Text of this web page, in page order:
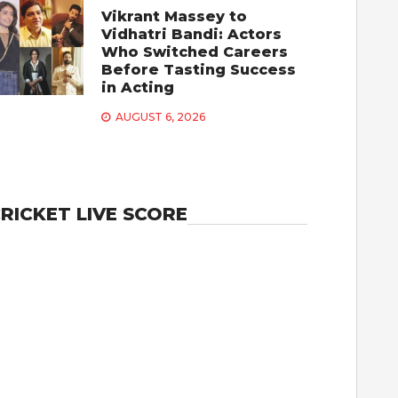
Vikrant Massey to
Vidhatri Bandi: Actors
Who Switched Careers
Before Tasting Success
in Acting
AUGUST 6, 2026
LIVE SCORE